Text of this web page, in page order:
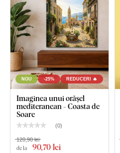
NOU -25% REDUCERI 🔥
Imaginea unui orășel
mediteranean - Coasta de
Soare
(0)
de la 90,70 lei
120,90 lei